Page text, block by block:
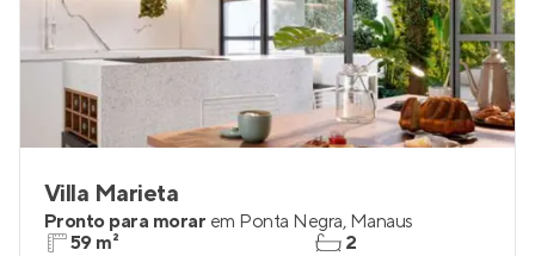
Villa Marieta
Pronto para morar em Ponta Negra, Manaus
59 m²
2